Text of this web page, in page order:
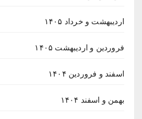
اردیبهشت و خرداد ۱۴۰۵
فروردین و اردیبهشت ۱۴۰۵
اسفند و فروردین ۱۴۰۴
بهمن و اسفند ۱۴۰۴